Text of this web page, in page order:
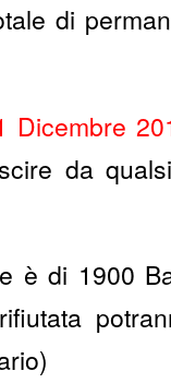
di
Dicembre
da
è di 1900